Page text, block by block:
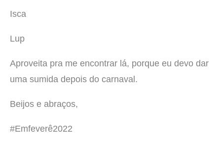
Isca
Lup
Aproveita pra me encontrar lá, porque eu devo dar
uma sumida depois do carnaval.
Beijos e abraços,
#Emfeverê2022